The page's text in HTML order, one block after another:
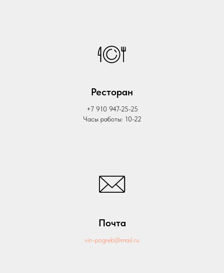
Ресторан
+7 910 947-25-25
Часы работы: 10-22
Почта
vin-pogreb@mail.ru